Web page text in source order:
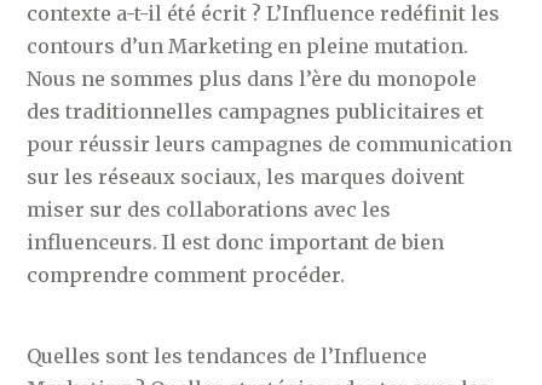
contexte a-t-il été écrit ? L’Influence redéfinit les
contours d’un Marketing en pleine mutation.
Nous ne sommes plus dans l’ère du monopole
des traditionnelles campagnes publicitaires et
pour réussir leurs campagnes de communication
sur les réseaux sociaux, les marques doivent
miser sur des collaborations avec les
influenceurs. Il est donc important de bien
comprendre comment procéder.
Quelles sont les tendances de l’Influence